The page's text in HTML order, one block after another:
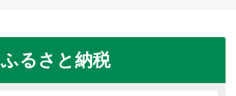
ふるさと納税